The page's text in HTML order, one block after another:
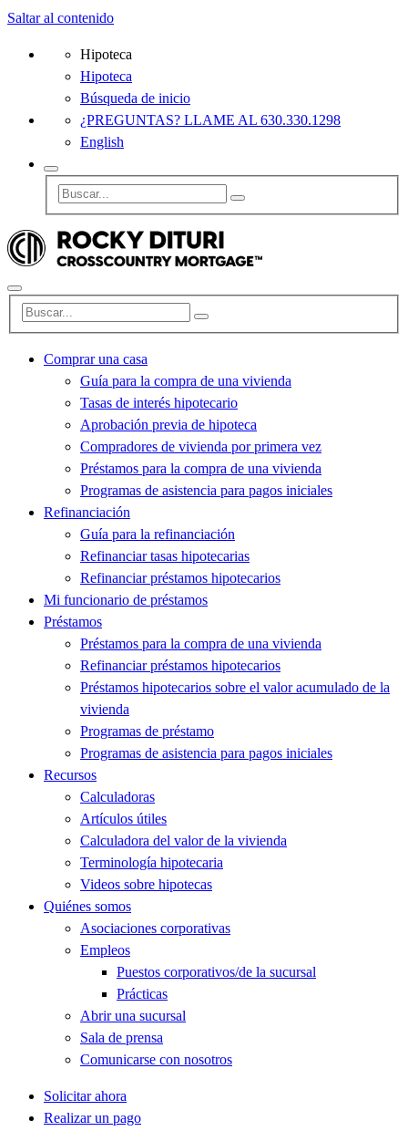
Saltar al contenido
Hipoteca
Hipoteca
Búsqueda de inicio
¿PREGUNTAS? LLAME AL 630.330.1298
English
Comprar una casa
Guía para la compra de una vivienda
Tasas de interés hipotecario
Aprobación previa de hipoteca
Compradores de vivienda por primera vez
Préstamos para la compra de una vivienda
Programas de asistencia para pagos iniciales
Refinanciación
Guía para la refinanciación
Refinanciar tasas hipotecarias
Refinanciar préstamos hipotecarios
Mi funcionario de préstamos
Préstamos
Préstamos para la compra de una vivienda
Refinanciar préstamos hipotecarios
Préstamos hipotecarios sobre el valor acumulado de la
vivienda
Programas de préstamo
Programas de asistencia para pagos iniciales
Recursos
Calculadoras
Artículos útiles
Calculadora del valor de la vivienda
Terminología hipotecaria
Videos sobre hipotecas
Quiénes somos
Asociaciones corporativas
Empleos
Puestos corporativos/de la sucursal
Prácticas
Abrir una sucursal
Sala de prensa
Comunicarse con nosotros
Solicitar ahora
Realizar un pago